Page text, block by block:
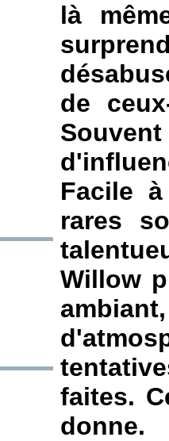
là
de
Facile
rares
Willow
faites.
donne.